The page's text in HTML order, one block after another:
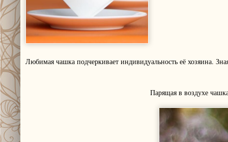
Любимая чашка подчеркивает индивидуальность её хозяина.
Парящая в воздухе